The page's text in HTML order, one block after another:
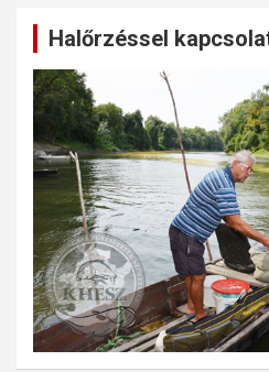
Halőrzéssel